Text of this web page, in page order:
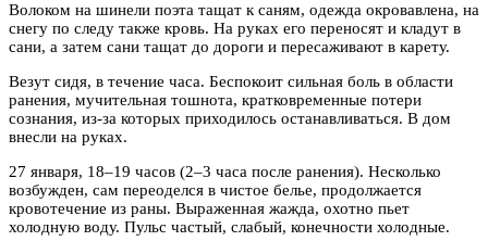
Волоком на шинели поэта тащат к саням, одежда окровавлена, на
снегу по следу также кровь. На руках его переносят и кладут в
сани, а затем сани тащат до дороги и пересаживают в карету.
Везут сидя, в течение часа. Беспокоит сильная боль в области
ранения, мучительная тошнота, кратковременные потери
сознания, из-за которых приходилось останавливаться. В дом
внесли на руках.
27 января, 18–19 часов (2–3 часа после ранения). Несколько
возбужден, сам переоделся в чистое белье, продолжается
кровотечение из раны. Выраженная жажда, охотно пьет
холодную воду. Пульс частый, слабый, конечности холодные.